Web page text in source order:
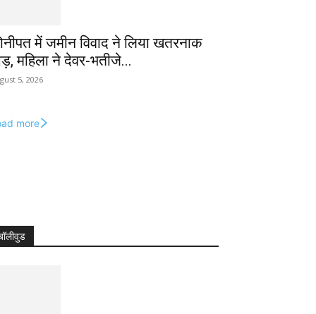
में जमीन विवाद ने लिया खतरनाक
महिला ने देवर-भतीजे...
5, 2026
more